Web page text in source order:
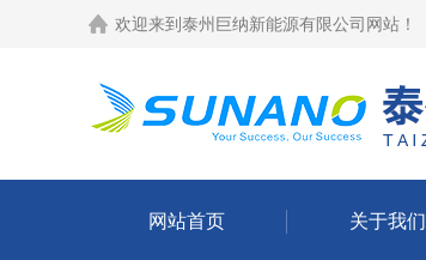
欢迎来到 泰州巨纳新能源有限公司网站 ！
网站首页 关于我们